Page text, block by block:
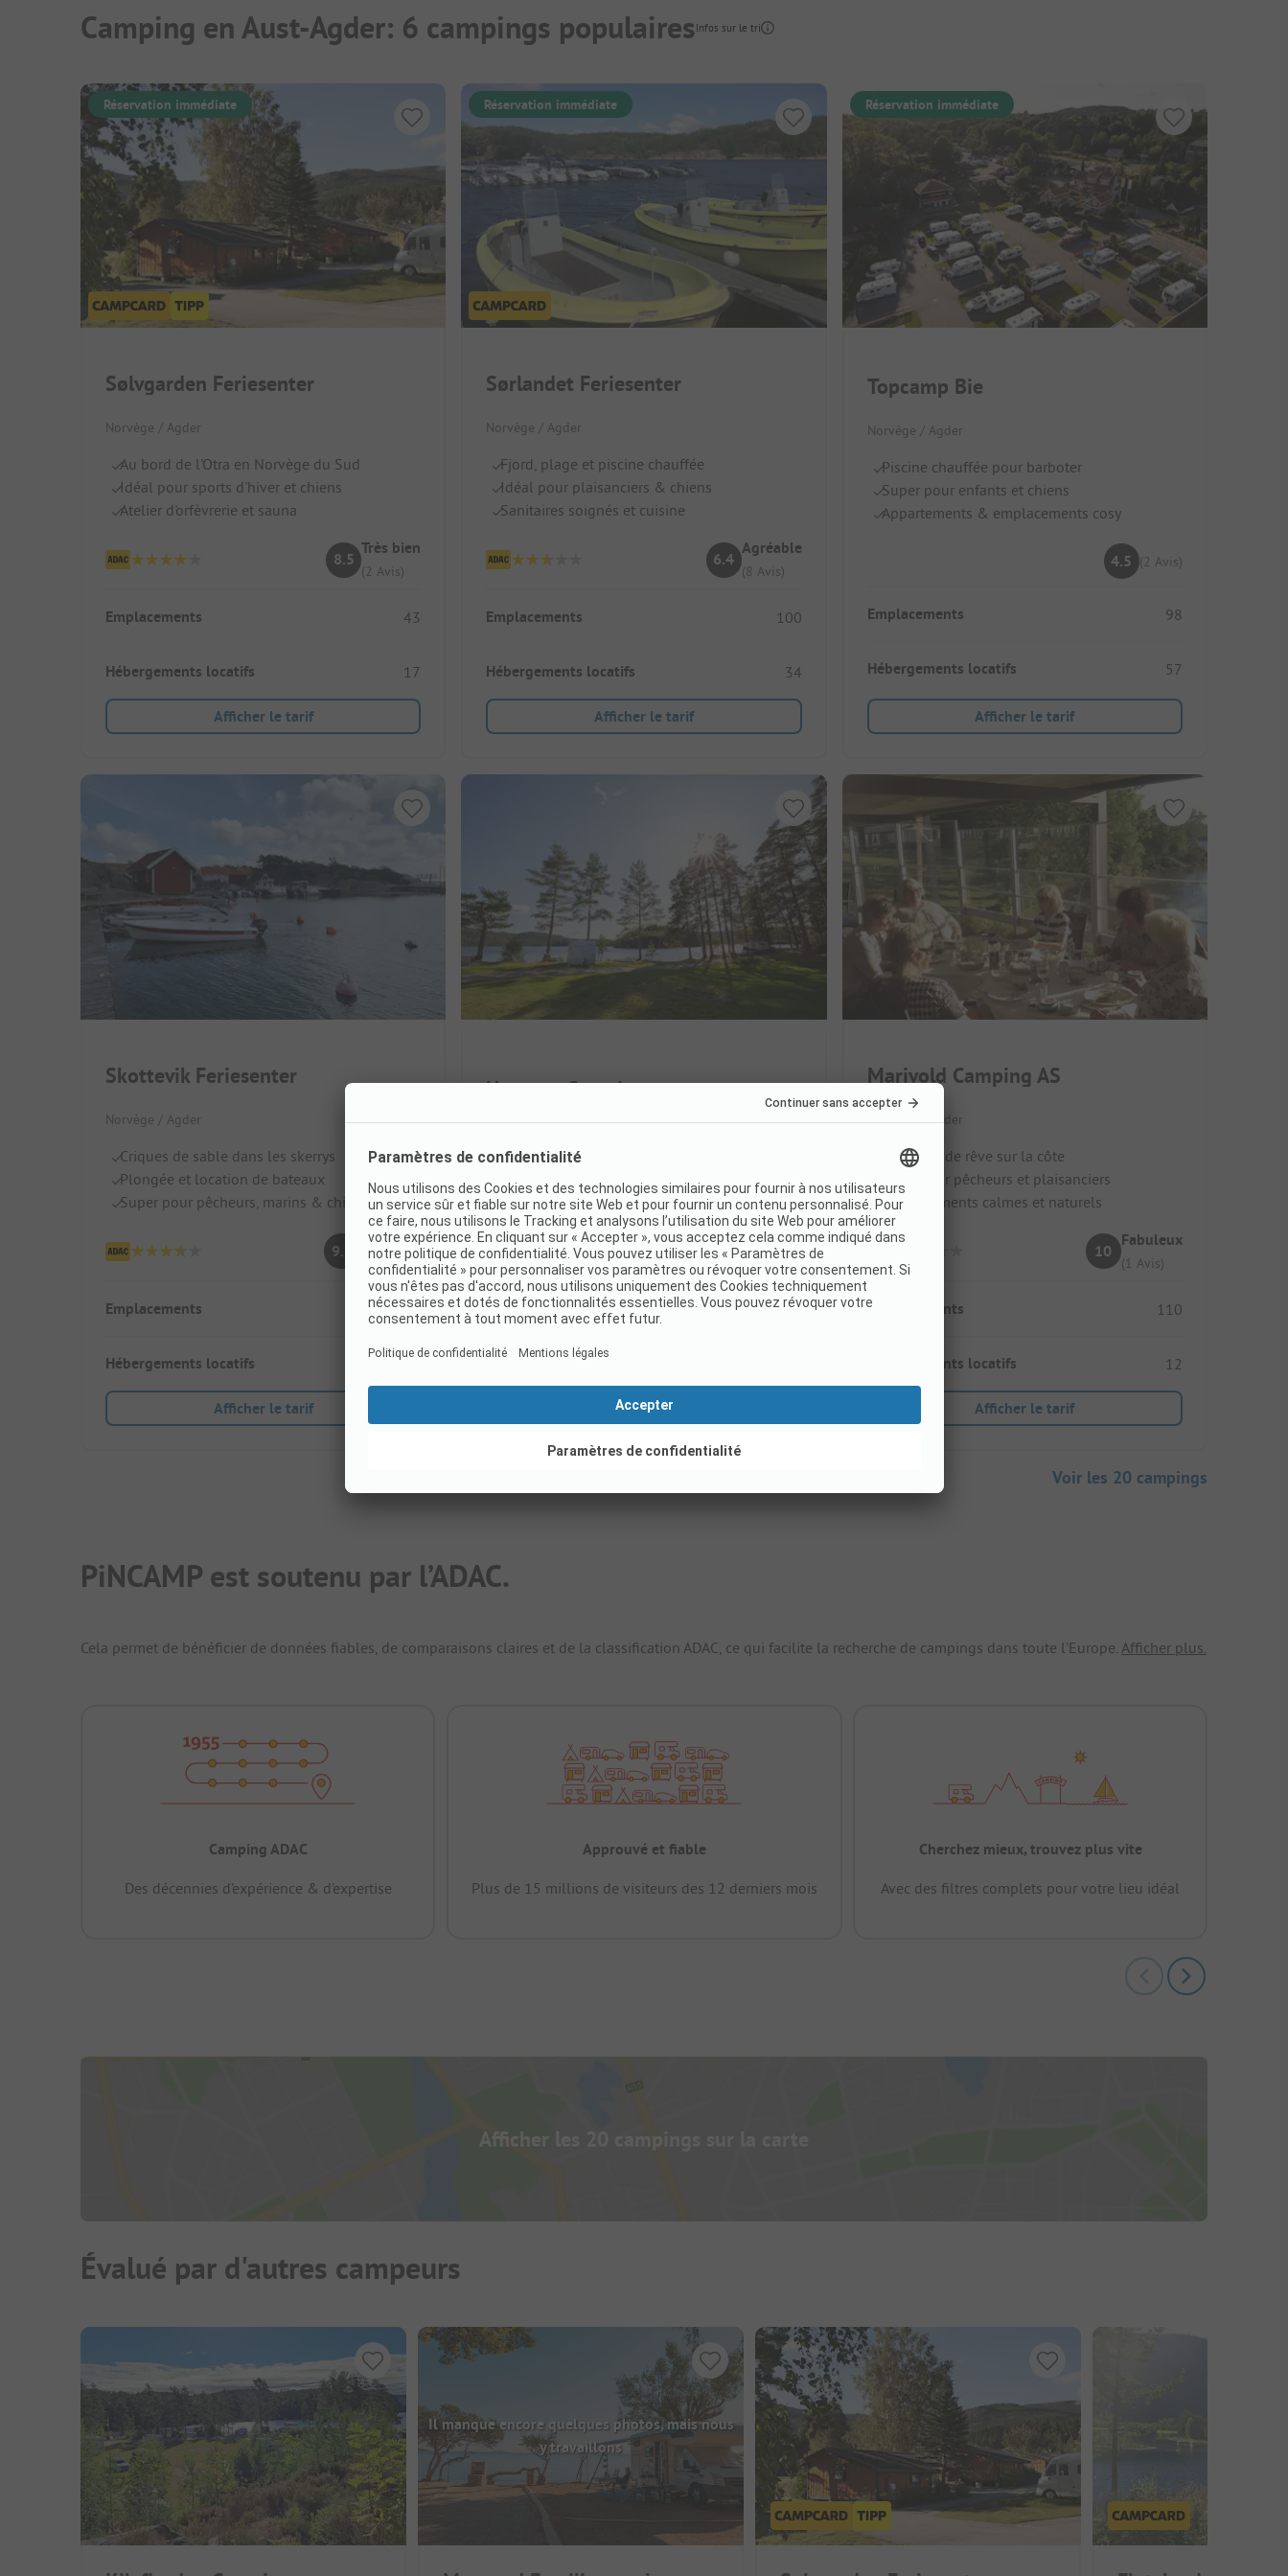
Camping en Aust-Agder: 6 campings populaires Infos sur le tri
Réservation immédiate
Sølvgarden Feriesenter
Norvège / Agder
Au bord de l'Otra en Norvège du Sud
Idéal pour sports d'hiver et chiens
Atelier d'orfèvrerie et sauna
8.5
Très bien
(2 Avis)
Emplacements 43
Hébergements locatifs 17
Afficher le tarif
Réservation immédiate
Sørlandet Feriesenter
Norvège / Agder
Fjord, plage et piscine chauffée
Idéal pour plaisanciers & chiens
Sanitaires soignés et cuisine
6.4
Agréable
(8 Avis)
Emplacements 100
Hébergements locatifs 34
Afficher le tarif
Réservation immédiate
Topcamp Bie
Norvège / Agder
Piscine chauffée pour barboter
Super pour enfants et chiens
Appartements & emplacements cosy
4.5 (2 Avis)
Emplacements 98
Hébergements locatifs 57
Afficher le tarif
Skottevik Feriesenter
Norvège / Agder
Criques de sable dans les skerrys
Plongée et location de bateaux
Super pour pêcheurs, marins & chiens
9.5
Fabuleux
(4 Avis)
Emplacements 140
Hébergements locatifs 75
Afficher le tarif
Hornnes Camping
Presqu'île calme avec plage de sable
Idéal pour familles et baigneurs
Sanitaires propres et modernes
8.4
Très bien
(5 Avis)
Emplacements
Afficher le tarif
Marivold Camping AS
Norvège / Agder
Situation de rêve sur la côte
Idéal pour pêcheurs et plaisanciers
Emplacements calmes et naturels
10
Fabuleux
(1 Avis)
Emplacements 110
Hébergements locatifs 12
Afficher le tarif
Voir les 20 campings
PiNCAMP est soutenu par l’ADAC.
Cela permet de bénéficier de données fiables, de comparaisons claires et de la classification ADAC, ce qui facilite la recherche de campings dans toute l'Europe. Afficher plus.
Camping ADAC
Des décennies d’expérience & d’expertise
Approuvé et fiable
Plus de 15 millions de visiteurs des 12 derniers mois
Cherchez mieux, trouvez plus vite
Avec des filtres complets pour votre lieu idéal
Afficher les 20 campings sur la carte
Évalué par d'autres campeurs
Il manque encore quelques photos, mais nous
y travaillons